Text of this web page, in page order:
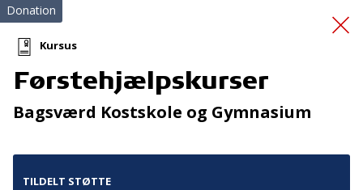
Førstehjælpskursus
Donation
Kursus
Førstehjælpskurser
Bagsværd Kostskole og Gymnasium
TILDELT STØTTE